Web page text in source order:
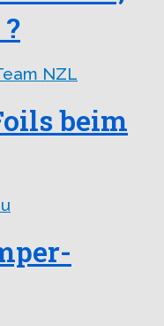
beim